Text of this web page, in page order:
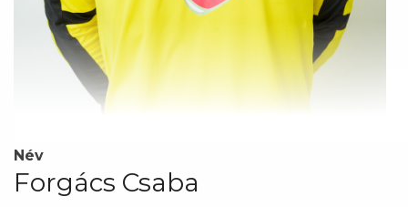
Név
Forgács Csaba